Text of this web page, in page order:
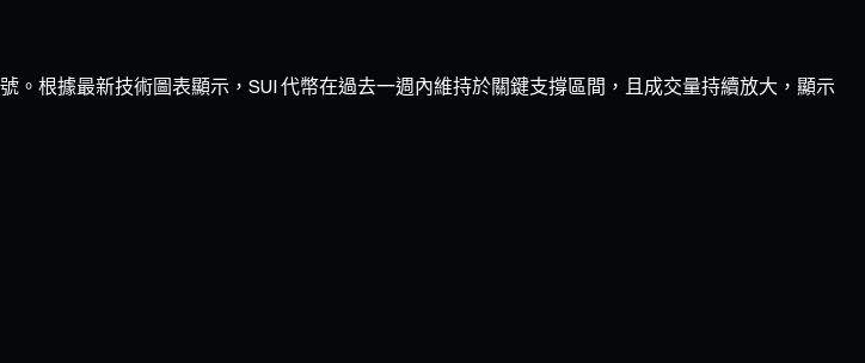
根據最新技術圖表顯示，SUI 代幣在過去一週內維持於關鍵支撐區間，且成交量持續放大，顯示